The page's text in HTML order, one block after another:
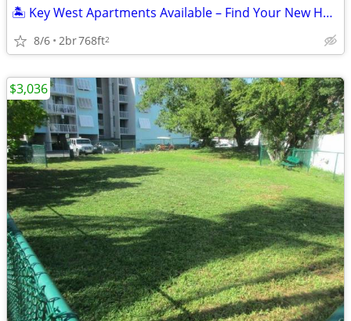
🏝️ Key West Apartments Available – Find Your New Home Today!
8/6 2br768ft2
$3,036